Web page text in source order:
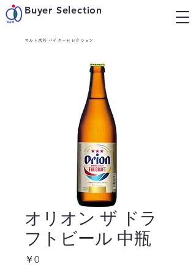
Buyer Selection
マルト水谷 バイヤーセレクション
オリオン ザ ドラ
フトビール 中瓶
￥0価